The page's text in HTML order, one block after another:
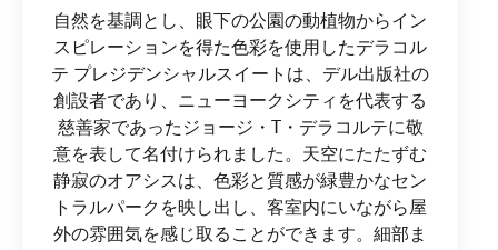
自然を基調とし、眼下の公園の動植物からイン
スピレーションを得た色彩を使用したデラコル
テ プレジデンシャルスイートは、デル出版社の
創設者であり、ニューヨークシティを代表する
慈善家であったジョージ・T・デラコルテに敬
意を表して名付けられました。天空にたたずむ
静寂のオアシスは、色彩と質感が緑豊かなセン
トラルパークを映し出し、客室内にいながら屋
外の雰囲気を感じ取ることができます。細部ま